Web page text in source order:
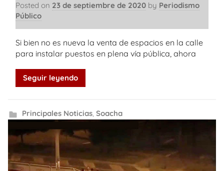
Posted on 23 de septiembre de 2020 by Periodismo
Público
Si bien no es nueva la venta de espacios en la calle
para instalar puestos en plena vía pública, ahora
Seguir leyendo
Principales Noticias, Soacha